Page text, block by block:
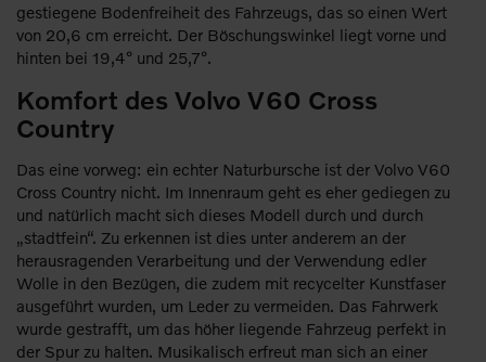
gestiegene Bodenfreiheit des Fahrzeugs, das so einen Wert
von 20,6 cm erreicht. Der Böschungswinkel liegt vorne und
hinten bei 19,4° und 25,7°.
Komfort des Volvo V60 Cross
Country
Das eine vorweg: ein echter Naturbursche ist der Volvo V60
Cross Country nicht. Im Innenraum geht es eher gediegen zu
und natürlich macht sich dieses Modell durch und durch
„stadtfein“. Zu erkennen ist dies unter anderem an der
herausragenden Verarbeitung und der Verwendung edler
Wolle in den Bezügen, die zudem mit recycelter Kunstfaser
ausgeführt wurden, um Leder zu vermeiden. Das Fahrwerk
wurde gestrafft, um das höher liegende Fahrzeug perfekt in
der Spur zu halten. Musikalisch erfreut man sich an einer